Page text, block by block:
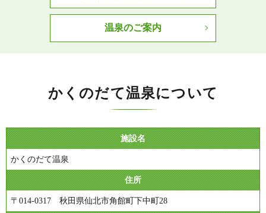
温泉のご案内
かくのだて温泉について
施設名
かくのだて温泉
住所
〒014-0317 秋田県仙北市角館町下中町28